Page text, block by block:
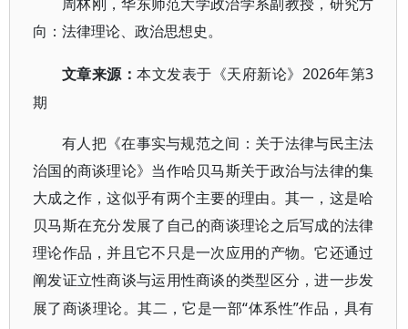
周林刚，华东师范大学政治学系副教授，研究方
向：法律理论、政治思想史。
文章来源：本文发表于《天府新论》 2026年第3
期
有人把《在事实与规范之间：关于法律与民主法
治国的商谈理论》当作哈贝马斯关于政治与法律的集
大成之作，这似乎有两个主要的理由。其一，这是哈
贝马斯在充分发展了自己的商谈理论之后写成的法律
理论作品，并且它不只是一次应用的产物。它还通过
阐发证立性商谈与运用性商谈的类型区分，进一步发
展了商谈理论。其二，它是一部“体系性”作品，具有